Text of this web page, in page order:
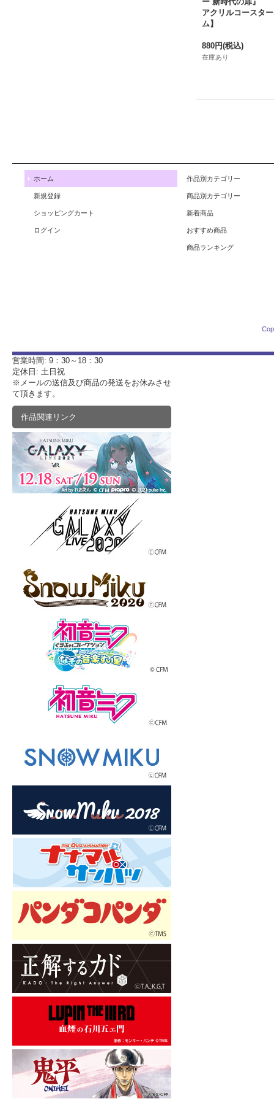
アクリルコースタ
ム】
880円(税込)
在庫あり
ホーム
新規登録
ショッピングカート
ログイン
作品別カテゴリー
商品別カテゴリー
新着商品
おすすめ商品
商品ランキング
営業時間: 9：30～18：30
定休日: 土日祝
※メールの送信及び商品の発送をお休みさせ
て頂きます。
作品関連リンク